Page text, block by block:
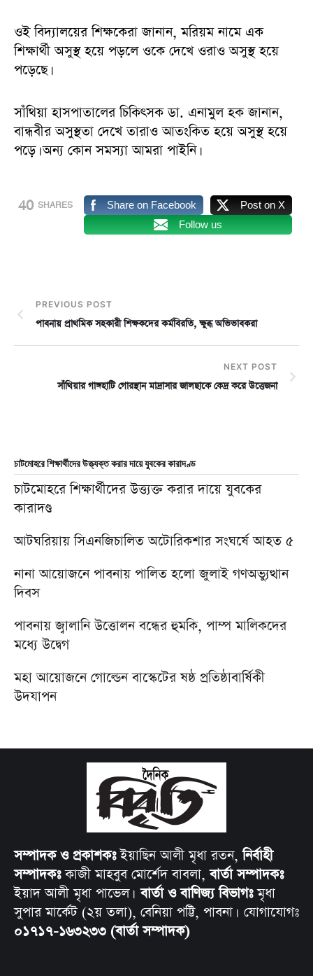
ওই বিদ্যালয়ের শিক্ষকেরা জানান, মরিয়ম নামে এক
শিক্ষার্থী অসুস্থ হয়ে পড়লে ওকে দেখে ওরাও অসুস্থ হয়ে
পড়েছে।
সাঁথিয়া হাসপাতালের চিকিৎসক ডা. এনামুল হক জানান,
বান্ধবীর অসুস্থতা দেখে তারাও আতংকিত হয়ে অসুস্থ হয়ে
পড়ে। অন্য কোন সমস্যা আমরা পাইনি।
40 SHARES Share on Facebook
Post on X
Follow us
PREVIOUS POST
পাবনায় প্রাথমিক সহকারী শিক্ষকদের কর্মবিরতি, ক্ষুব্ধ অভিভাবকরা
NEXT POST
সাঁথিয়ার গাঙ্গহাটি গোরস্থান মাদ্রাসার জালছাকে কেদ্র করে উত্তেজনা
চাটমোহরে শিক্ষার্থীদের উত্ত্যক্ত করার দায়ে যুবকের কারাদণ্ড
চাটমোহরে শিক্ষার্থীদের উত্ত্যক্ত করার দায়ে যুবকের
কারাদণ্ড
আটঘরিয়ায় সিএনজিচালিত অটোরিকশার সংঘর্ষে আহত ৫
নানা আয়োজনে পাবনায় পালিত হলো জুলাই গণঅভ্যুত্থান
দিবস
পাবনায় জ্বালানি উত্তোলন বন্ধের হুমকি, পাম্প মালিকদের
মধ্যে উদ্বেগ
মহা আয়োজনে গোল্ডেন বাস্কেটের ষষ্ঠ প্রতিষ্ঠাবার্ষিকী
উদযাপন
সম্পাদক ও প্রকাশকঃইয়াছিন আলী মৃধা রতন,নির্বাহী
সম্পাদকঃকাজী মাহবুব মোর্শেদ বাবলা,বার্তা সম্পাদকঃ
ইয়াদ আলী মৃধা পাভেল।বার্তা ও বাণিজ্য বিভাগঃমৃধা
সুপার মার্কেট (২য় তলা), বেনিয়া পট্টি, পাবনা। যোগাযোগঃ
০১৭১৭-১৬৩২৩৩ (বার্তা সম্পাদক)